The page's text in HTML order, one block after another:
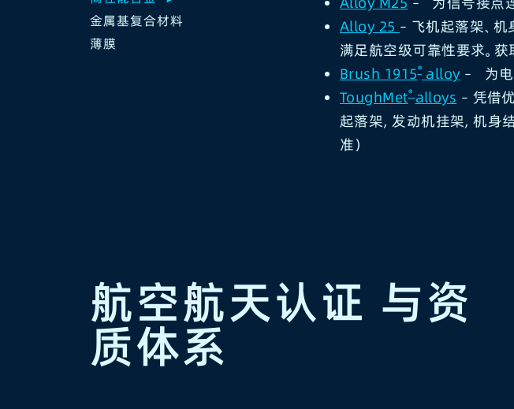
金属基复合材料
薄膜
Alloy 25 – 飞机起落架、
满足航空级可靠性要求。
Brush 1915®alloy – 为电
ToughMet®alloys – 凭借
起落架, 发动机挂架, 机身
准）
航空航天认证 与资
质体系